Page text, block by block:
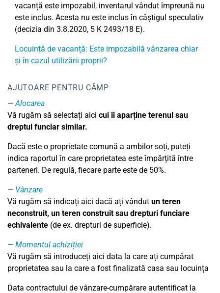
vacanță este impozabil, inventarul vândut împreună nu
este inclus. Acesta nu este inclus în câștigul speculativ
(decizia din 3.8.2020, 5 K 2493/18 E).
Locuință de vacanță: Este impozabilă vânzarea chiar
și în cazul utilizării proprii?
AJUTOARE PENTRU CÂMP
Alocarea
Vă rugăm să selectați aici cui îi aparține terenul sau
dreptul funciar similar.
Dacă este o proprietate comună a ambilor soți, puteți
indica raportul în care proprietatea este împărțită între
parteneri. De regulă, fiecare parte este de 50%.
Vânzare
Vă rugăm să indicați aici dacă ați vândut un teren
neconstruit, un teren construit sau drepturi funciare
echivalente (de ex. drepturi de superficie).
Momentul achiziției
Vă rugăm să introduceți aici data la care ați cumpărat
proprietatea sau la care a fost finalizată casa sau locuința
Data contractului de vânzare-cumpărare autentificat la